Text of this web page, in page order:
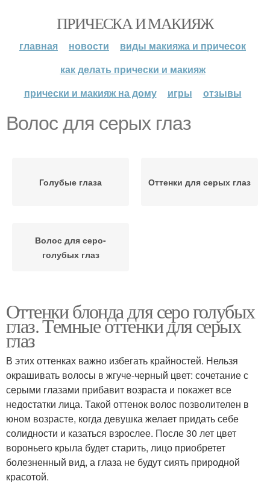
ПРИЧЕСКА И МАКИЯЖ
главная новости
виды макияжа и причесок
как делать прически и макияж
прически и макияж на дому
игры отзывы
Волос для серых глаз
Голубые глаза Оттенки для серых глаз
Волос для серо-
голубых глаз
Оттенки блонда для серо голубых
глаз. Темные оттенки для серых
глаз
В этих оттенках важно избегать крайностей. Нельзя
окрашивать волосы в жгуче-черный цвет: сочетание с
серыми глазами прибавит возраста и покажет все
недостатки лица. Такой оттенок волос позволителен в
юном возрасте, когда девушка желает придать себе
солидности и казаться взрослее. После 30 лет цвет
вороньего крыла будет старить, лицо приобретет
болезненный вид, а глаза не будут сиять природной
красотой.